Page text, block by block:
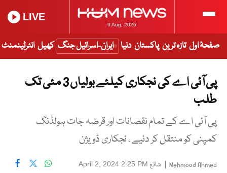
9 Aug, 2026
LIVE
صفحۂ اول تازہ ترین پاکستان دنیا ایران-اسرائیل جنگ کھیل انٹرٹینمنٹ
پی آئی اے کی نجکاری کیلئے بولیاں 3 مئی تک
طلب
پی آئی اے کے تمام نقصانات اور قرضہ جات ہولڈنگ
کمپنی کو منتقل کر دئیے ، نجکاری ڈویژن
Mehmood Ahmed
| شائع April 2, 2024 2:25 PM